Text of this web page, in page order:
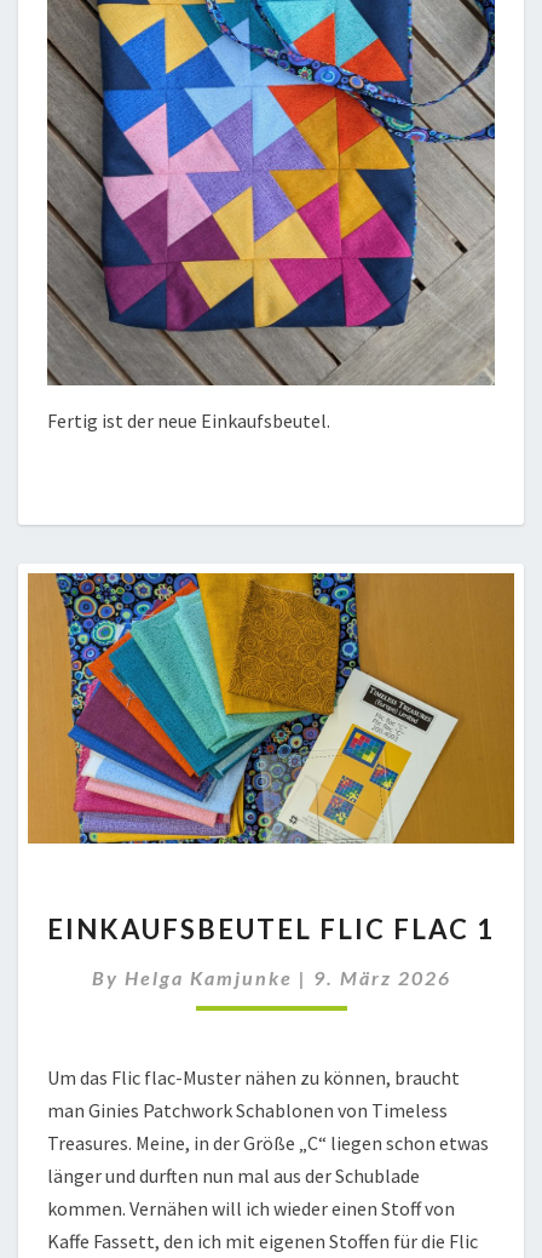
Fertig ist der neue Einkaufsbeutel.
FLIC
1
EINKAUFSBEUTEL FLIC FLAC 1
By Helga Kamjunke | 9. März 2026
Um das Flic flac-Muster nähen zu können, braucht
man Ginies Patchwork Schablonen von Timeless
Treasures. Meine, in der Größe „C“ liegen schon etwas
länger und durften nun mal aus der Schublade
kommen. Vernähen will ich wieder einen Stoff von
Kaffe Fassett, den ich mit eigenen Stoffen für die Flic